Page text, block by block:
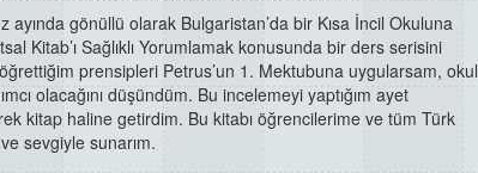
ayında gönüllü olarak Bulgaristan’da bir Kısa İncil Okuluna
Kitab’ı Sağlıklı Yorumlamak konusunda bir ders serisini
prensipleri Petrus’un 1. Mektubuna uygularsam, okul
olacağını düşündüm. Bu incelemeyi yaptığım ayet
kitap haline getirdim. Bu kitabı öğrencilerime ve tüm Türk
sevgiyle sunarım.